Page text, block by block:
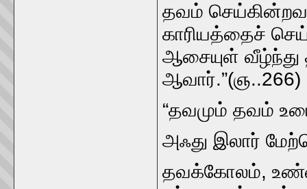
தவம்‌
காரியத்தைச்‌
ஆசையுள்‌ வீழ்ந்து
ஆவார்‌.”(ஞ..266)
“தவமும்‌ தவம்‌
அஃது இலார்‌
தவக்கோலம்‌,